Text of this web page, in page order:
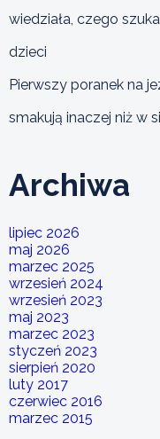
wiedziała, czego
dzieci
Pierwszy poranek na
smakują inaczej niż w
Archiwa
lipiec 2026
maj 2026
marzec 2025
wrzesień 2024
wrzesień 2023
maj 2023
marzec 2023
styczeń 2023
sierpień 2020
luty 2017
czerwiec 2016
marzec 2015